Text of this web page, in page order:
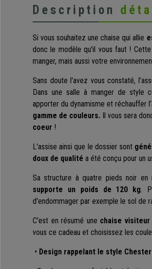
Description
Si vous souhaitez une chaise qui allie
donc le modèle qu'il vous faut !
manger, mais aussi votre
Sans doute l'avez vous constaté,
Dans une salle à manger de style
apporter du dynamisme et réchauffer
gamme de couleurs. Il vous sera
coeur !
L'assise ainsi que le dossier sont
doux de qualité a été conçu pour un
Sa structure à quatre pieds noir en
supporte
un poids de 120 kg.
d'endommager par exemple le sol de
C'est en résumé une chaise
vous ce cadeau et choisissez les
• Design rappelant le style